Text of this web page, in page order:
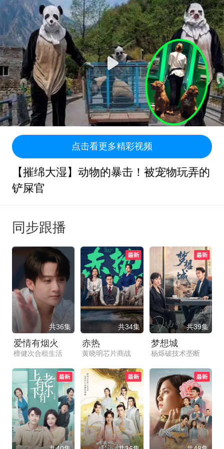
点击看更多精彩视频
【摧绵大湿】动物的暴击！被宠物玩弄的
铲屎官
同步跟播
共36集
爱情有烟火
檀健次合租生活
共34集
赤热
黄晓明芯片商战
共39集
梦想城
杨烁破技术垄断